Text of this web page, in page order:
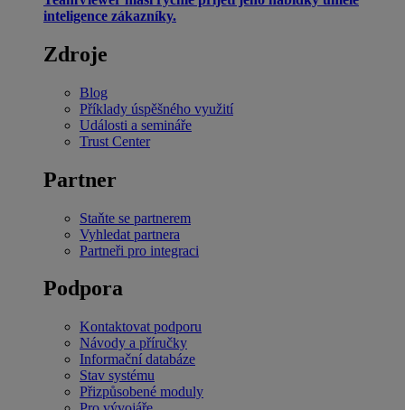
inteligence zákazníky.
Zdroje
Blog
Příklady úspěšného využití
Události a semináře
Trust Center
Partner
Staňte se partnerem
Vyhledat partnera
Partneři pro integraci
Podpora
Kontaktovat podporu
Návody a příručky
Informační databáze
Stav systému
Přizpůsobené moduly